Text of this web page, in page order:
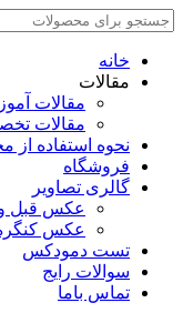
جستجو
خانه
مقالات
مقالات
مقالات
نحوه استفاده از
فروشگاه
گالری تصاویر
عکس قبل و
عکس
تست دمودکس
سوالات رایج
تماس باما